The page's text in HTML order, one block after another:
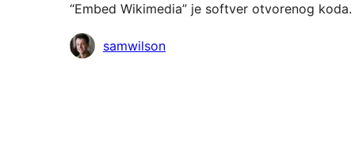
“Embed Wikimedia” je softver otvorenog
Suradnicisamwilson